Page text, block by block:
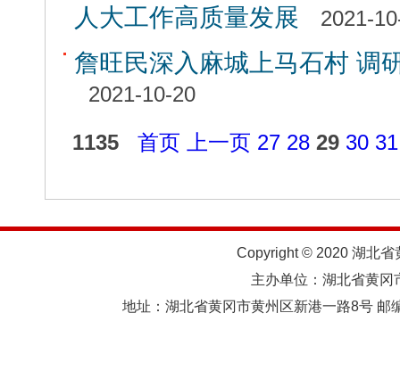
人大工作高质量发展
2021-
詹旺民深入麻城上马石村 调
2021-10-20
1135
首页 上一页 27 28 29 30 31
Copyright © 2020 湖北省
主办单位：湖北省黄
地址：湖北省黄冈市黄州区新港一路8号